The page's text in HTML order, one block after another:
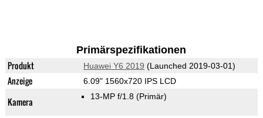
Primärspezifikationen
Produkt Huawei Y6 2019 (Launched 2019-03-01)
Anzeige 6.09" 1560x720 IPS LCD
Kamera 13-MP f/1.8 (Primär)